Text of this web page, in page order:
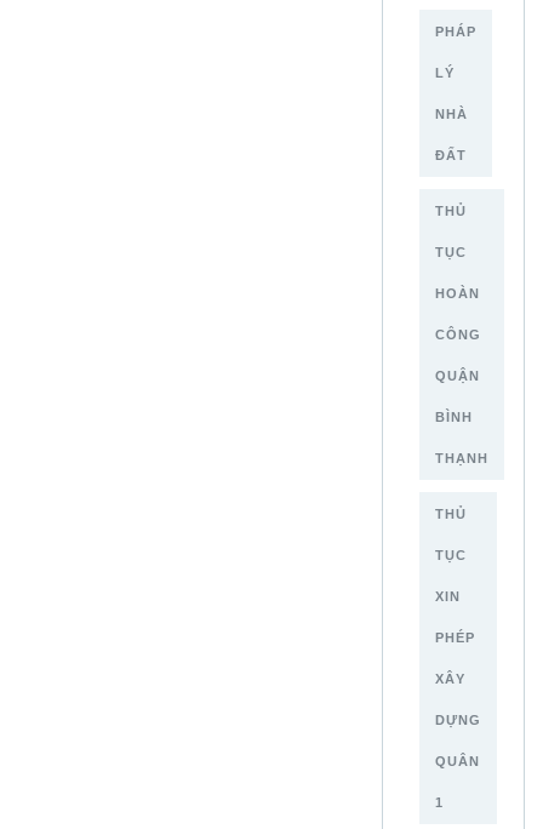
PHÁP
LÝ
NHÀ
ĐẤT
THỦ
TỤC
HOÀN
CÔNG
QUẬN
BÌNH
THẠNH
THỦ
TỤC
XIN
PHÉP
XÂY
DỰNG
QUÂN
1